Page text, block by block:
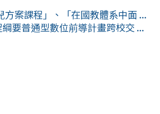
方案課程」、「在國教體系中面 ...
要普通型數位前導計畫跨校交 ...